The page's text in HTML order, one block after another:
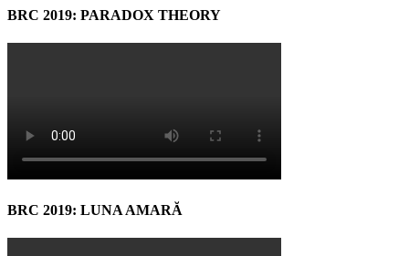
BRC 2019: PARADOX THEORY
BRC 2019: LUNA AMARĂ